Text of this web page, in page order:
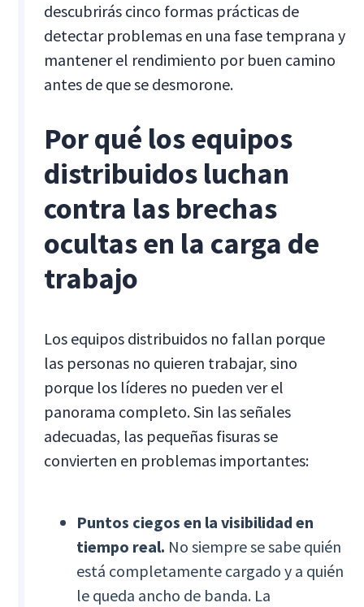
descubrirás cinco formas prácticas de
detectar problemas en una fase temprana y
mantener el rendimiento por buen camino
antes de que se desmorone.
Por qué los equipos
distribuidos luchan
contra las brechas
ocultas en la carga de
trabajo
Los equipos distribuidos no fallan porque
las personas no quieren trabajar, sino
porque los líderes no pueden ver el
panorama completo. Sin las señales
adecuadas, las pequeñas fisuras se
convierten en problemas importantes:
Puntos ciegos en la visibilidad en
tiempo real. No siempre se sabe quién
está completamente cargado y a quién
le queda ancho de banda. La